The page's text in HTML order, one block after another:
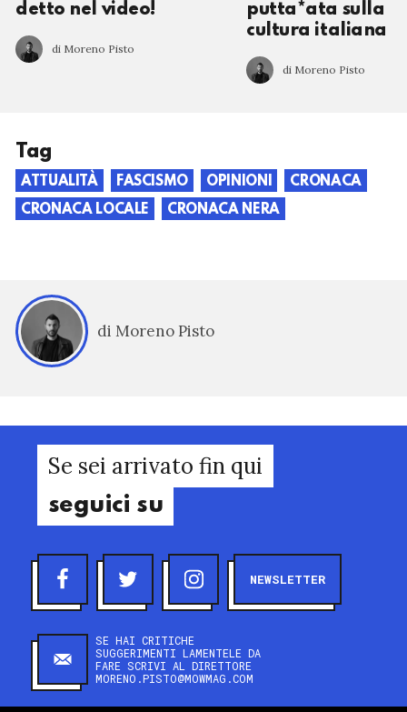
detto nel video!
di Moreno Pisto
putta*ata sulla
cultura italiana
di Moreno Pisto
Tag
ATTUALITÀ FASCISMO OPINIONI
CRONACA
CRONACA LOCALE
CRONACA NERA
di Moreno Pisto
Se sei arrivato fin qui
seguici su
NEWSLETTER
SE HAI CRITICHE
SUGGERIMENTI LAMENTELE DA
FARE SCRIVI AL DIRETTORE
MORENO.PISTO@MOWMAG.COM